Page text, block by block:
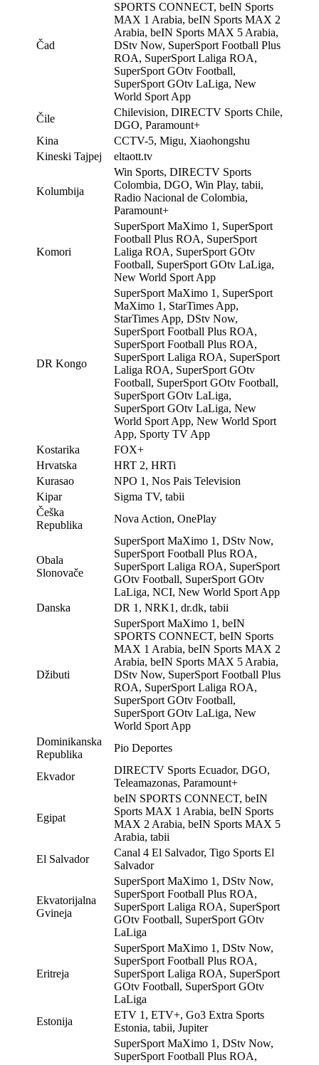
Čad
SPORTS CONNECT, beIN Sports
MAX 1 Arabia, beIN Sports MAX 2
Arabia, beIN Sports MAX 5 Arabia,
DStv Now, SuperSport Football Plus
ROA, SuperSport Laliga ROA,
SuperSport GOtv Football,
SuperSport GOtv LaLiga, New
World Sport App
Čile
Chilevision, DIRECTV Sports Chile,
DGO, Paramount+
Kina
CCTV-5, Migu, Xiaohongshu
Kineski Tajpej
eltaott.tv
Kolumbija
Win Sports, DIRECTV Sports
Colombia, DGO, Win Play, tabii,
Radio Nacional de Colombia,
Paramount+
Komori
SuperSport MaXimo 1, SuperSport
Football Plus ROA, SuperSport
Laliga ROA, SuperSport GOtv
Football, SuperSport GOtv LaLiga,
New World Sport App
DR Kongo
SuperSport MaXimo 1, SuperSport
MaXimo 1, StarTimes App,
StarTimes App, DStv Now,
SuperSport Football Plus ROA,
SuperSport Football Plus ROA,
SuperSport Laliga ROA, SuperSport
Laliga ROA, SuperSport GOtv
Football, SuperSport GOtv Football,
SuperSport GOtv LaLiga,
SuperSport GOtv LaLiga, New
World Sport App, New World Sport
App, Sporty TV App
Kostarika
FOX+
Hrvatska
HRT 2, HRTi
Kurasao
NPO 1, Nos Pais Television
Kipar
Sigma TV, tabii
Češka
Republika
Nova Action, OnePlay
Obala
Slonovače
SuperSport MaXimo 1, DStv Now,
SuperSport Football Plus ROA,
SuperSport Laliga ROA, SuperSport
GOtv Football, SuperSport GOtv
LaLiga, NCI, New World Sport App
Danska
DR 1, NRK1, dr.dk, tabii
Džibuti
SuperSport MaXimo 1, beIN
SPORTS CONNECT, beIN Sports
MAX 1 Arabia, beIN Sports MAX 2
Arabia, beIN Sports MAX 5 Arabia,
DStv Now, SuperSport Football Plus
ROA, SuperSport Laliga ROA,
SuperSport GOtv Football,
SuperSport GOtv LaLiga, New
World Sport App
Dominikanska
Republika
Pio Deportes
Ekvador
DIRECTV Sports Ecuador, DGO,
Teleamazonas, Paramount+
Egipat
beIN SPORTS CONNECT, beIN
Sports MAX 1 Arabia, beIN Sports
MAX 2 Arabia, beIN Sports MAX 5
Arabia, tabii
El Salvador
Canal 4 El Salvador, Tigo Sports El
Salvador
Ekvatorijalna
Gvineja
SuperSport MaXimo 1, DStv Now,
SuperSport Football Plus ROA,
SuperSport Laliga ROA, SuperSport
GOtv Football, SuperSport GOtv
LaLiga
Eritreja
SuperSport MaXimo 1, DStv Now,
SuperSport Football Plus ROA,
SuperSport Laliga ROA, SuperSport
GOtv Football, SuperSport GOtv
LaLiga
Estonija
ETV 1, ETV+, Go3 Extra Sports
Estonia, tabii, Jupiter
SuperSport MaXimo 1, DStv Now,
SuperSport Football Plus ROA,